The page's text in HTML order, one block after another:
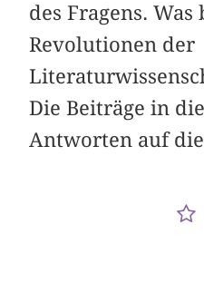
des Fragens.
Revolutionen der
Die Beiträge in
Antworten auf